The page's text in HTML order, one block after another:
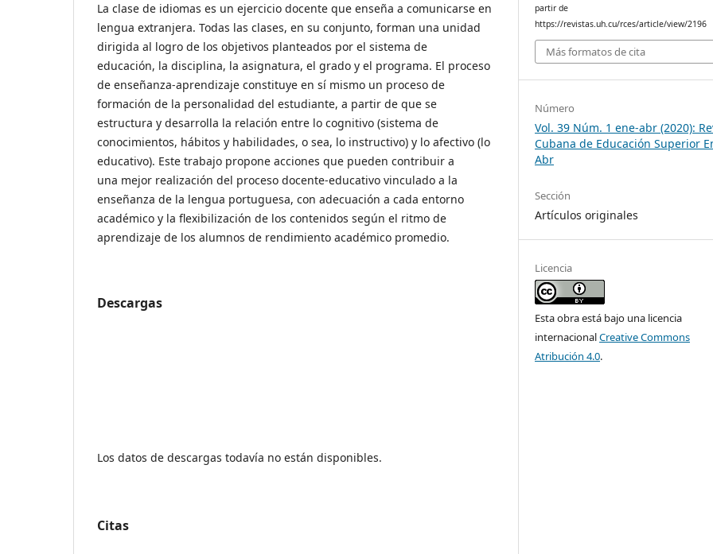
La clase de idiomas es un ejercicio docente que enseña a comunicarse en
lengua extranjera. Todas las clases, en su conjunto, forman una unidad
dirigida al logro de los objetivos planteados por el sistema de
educación, la disciplina, la asignatura, el grado y el programa. El proceso
de enseñanza-aprendizaje constituye en sí mismo un proceso de
formación de la personalidad del estudiante, a partir de que se
estructura y desarrolla la relación entre lo cognitivo (sistema de
conocimientos, hábitos y habilidades, o sea, lo instructivo) y lo afectivo (lo
educativo). Este trabajo propone acciones que pueden contribuir a
una mejor realización del proceso docente-educativo vinculado a la
enseñanza de la lengua portuguesa, con adecuación a cada entorno
académico y la flexibilización de los contenidos según el ritmo de
aprendizaje de los alumnos de rendimiento académico promedio.
Descargas
Los datos de descargas todavía no están disponibles.
Citas
partir de
https://revistas.uh.cu/rces/article/view/2196
Más formatos de cita
Número
Vol. 39 Núm. 1 ene-abr (2020):
Cubana de Educación Superior
Abr
Sección
Artículos originales
Licencia
Esta obra está bajo una licencia
internacionalCreative Commons
Atribución 4.0.